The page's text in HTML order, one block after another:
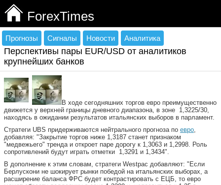
ForexTimes
Прогнозы Сигналы Новости Аналитика
Перспективы пары EUR/USD от аналитиков
крупнейших банков
В ходе сегодняшних торгов евро преимущественно
движется у верхней границы дневного диапазона, в зоне 1,3225/30,
находясь в ожидании результатов итальянских выборов в парламент.
Стратеги UBS придерживаются нейтрального прогноза по евро,
добавляя: "Закрытие торгов ниже 1,3187 станет признаком
"медвежьего" тренда и откроет паре дорогу к 1,3063 и 1,2998. Роль
сопротивлений будут играть отметки 1,3291 и 1,3434".
В дополнение к этим словам, стратеги Westpac добавляют: "Если
Берлускони не шокирует рынки победой на итальянских выборах, а
расширение баланса ФРС будет контрастировать с ЕЦБ, то евро